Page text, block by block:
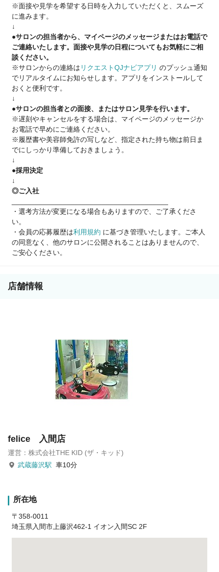
＊随時働き方変更可
＊正社員登用あり
＊扶養内勤務・社会保険加入などご相談ください
＊パートして10年以上活躍しているスタッフも！
＼ スタッフの声 ／
「もう美容師には戻れないと思っていました」
20代から美容師として働いていましたが、結婚・出産を機に退
職。子どもが小さいうちは保育園のお迎えや急な発熱も多く、
「美容師への復帰は難しい」と思い、清掃のパートをしていま
した。
子どもが小学校に入学した頃、「やっぱり美容師の仕事が好
き」という気持ちが強くなり、求人を探し始めました。でも、
ブランクは約12年。「技術も忘れているし、40代の私を採用し
てくれるお店なんてあるのかな…」と応募をためらう日々。
そんなときに見つけたのが、週1日から勤務でき、同年代のスタ
ッフが多い当サロンでした。
最初はカラーやシャンプーから少しずつスタート。周りのスタ
ッフのサポートもあり、今では指名のお客様も増え、「もっと
※面接や見学を希望する日時を入力していただくと、スムーズ
に進みます。
↓
●サロンの担当者から、マイページのメッセージまたはお電話で
ご連絡いたします。面接や見学の日程についてもお気軽にご相
談ください。
※サロンからの連絡は リクエストQJナビアプリ のプッシュ通知
でリアルタイムにお知らせします。アプリをインストールして
おくと便利です。
↓
●サロンの担当者との面接、またはサロン見学を行います。
※遅刻やキャンセルをする場合は、マイページのメッセージか
お電話で早めにご連絡ください。
※履歴書や美容師免許の写しなど、指定された持ち物は前日ま
でにしっかり準備しておきましょう。
↓
●採用決定
↓
◎ご入社
・選考方法が変更になる場合もありますので、ご了承くださ
い。
・会員の応募履歴は利用規約 に基づき管理いたします。ご本人
の同意なく、他のサロンに公開されることはありませんので、
ご安心ください。
店舗情報
felice 入間店
運営：株式会社THE KID (ザ・キッド)
武蔵藤沢駅 車10分
所在地
〒358-0011
埼玉県入間市上藤沢462-1 イオン入間SC 2F